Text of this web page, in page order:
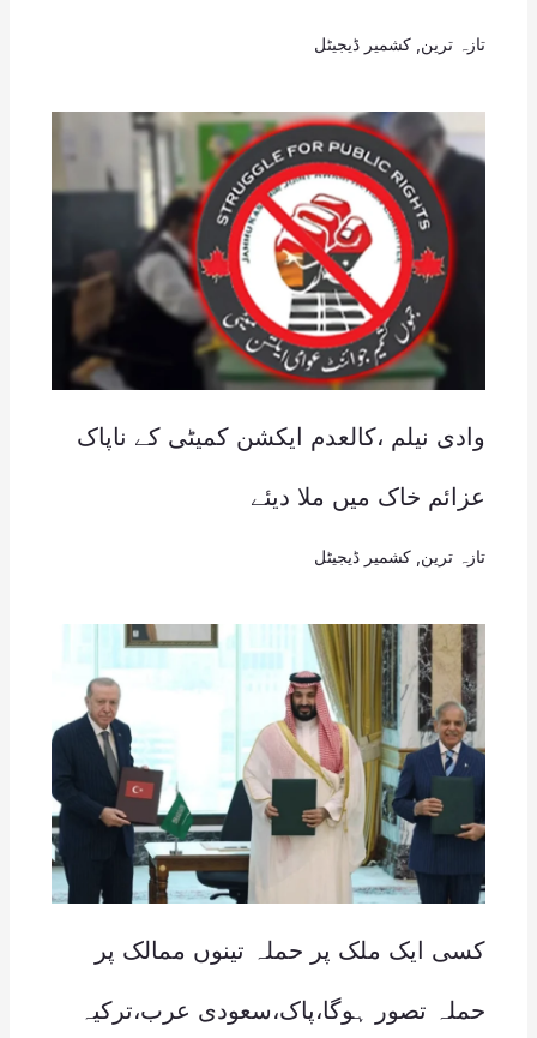
تازہ ترین کشمیر ڈیجیٹل
وادی نیلم ،کالعدم ایکشن کمیٹی کے ناپاک
عزائم خاک میں ملا دیئے
تازہ ترین کشمیر ڈیجیٹل
کسی ایک ملک پر حملہ تینوں ممالک پر
حملہ تصور ہوگا،پاک،سعودی عرب،ترکیہ